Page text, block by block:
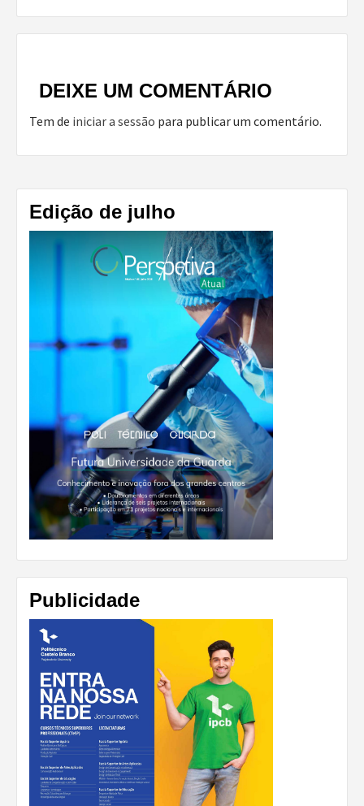
Reading
DEIXE UM COMENTÁRIO
Tem de iniciar a sessão para publicar um comentário.
Edição de julho
Publicidade